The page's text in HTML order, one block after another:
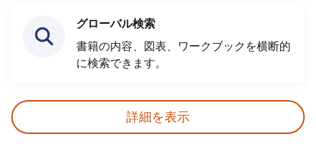
グローバル検索
書籍の内容、図表、ワークブックを横断的
に検索できます。
詳細を表示